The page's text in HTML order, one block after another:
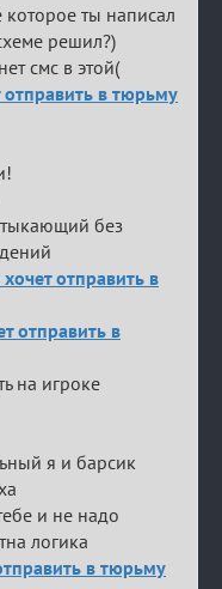
ты написал
решил?)
смс в этой(
отправить в тюрьму
без
отправить в
отправить в
на игроке
я и барсик
и не надо
логика
в тюрьму